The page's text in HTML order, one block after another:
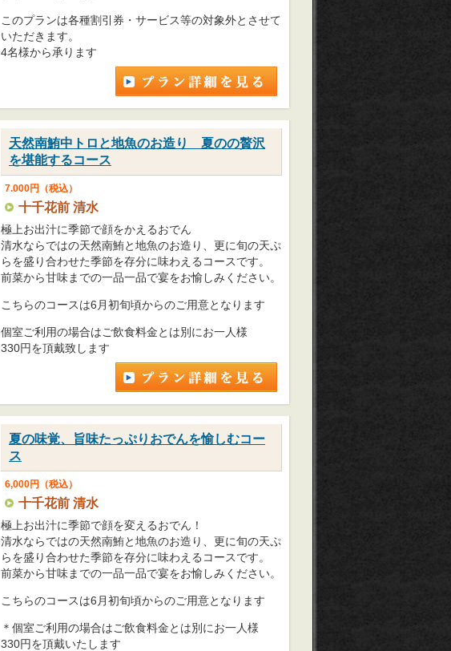
このプランは各種割引券・サービス等の対象外とさせて
いただきます。
4名様から承ります
天然南鮪中トロと地魚のお造り 夏のの贅沢
を堪能するコース
7.000円（税込）
十千花前 清水
極上お出汁に季節で顔をかえるおでん
清水ならではの天然南鮪と地魚のお造り、更に旬の天ぷ
らを盛り合わせた季節を存分に味わえるコースです。
前菜から甘味までの一品一品で宴をお愉しみください。
こちらのコースは6月初旬頃からのご用意となります
個室ご利用の場合はご飲食料金とは別にお一人様
330円を頂戴致します
夏の味覚、旨味たっぷりおでんを愉しむコー
ス
6,000円（税込）
十千花前 清水
極上お出汁に季節で顔を変えるおでん！
清水ならではの天然南鮪と地魚のお造り、更に旬の天ぷ
らを盛り合わせた季節を存分に味わえるコースです。
前菜から甘味までの一品一品で宴をお愉しみください。
こちらのコースは6月初旬頃からのご用意となります
＊個室ご利用の場合はご飲食料金とは別にお一人様
330円を頂戴いたします